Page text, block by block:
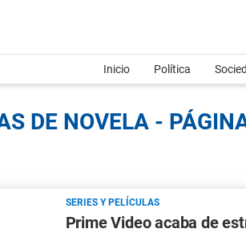
Inicio Política
DE NOVELA -
SERIES Y PELÍCULAS
Prime Video acaba de